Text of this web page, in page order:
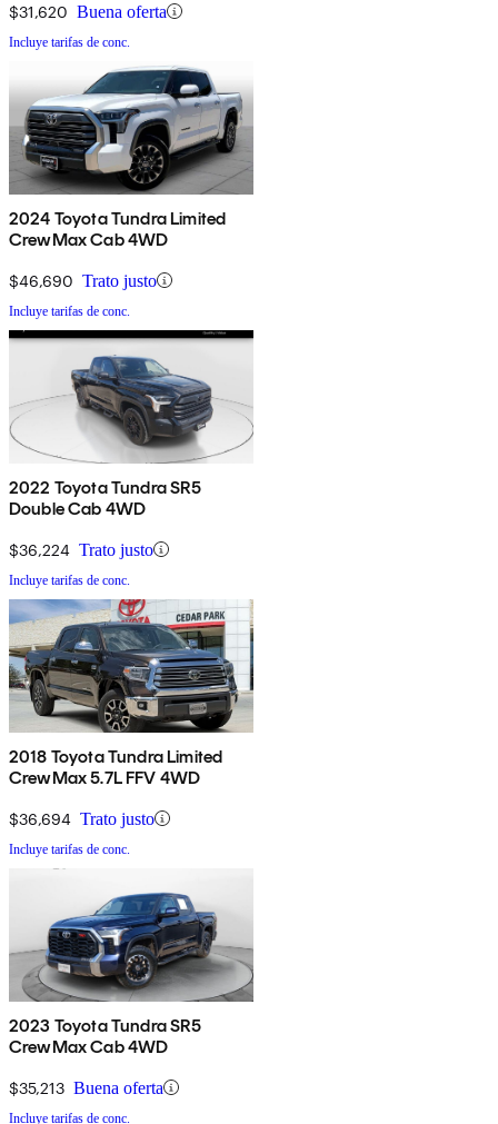
$31,620 Buena oferta
Incluye tarifas de conc.
2024 Toyota Tundra Limited
CrewMax Cab 4WD
$46,690 Trato justo
Incluye tarifas de conc.
2022 Toyota Tundra SR5
Double Cab 4WD
$36,224 Trato justo
Incluye tarifas de conc.
2018 Toyota Tundra Limited
CrewMax 5.7L FFV 4WD
$36,694 Trato justo
Incluye tarifas de conc.
2023 Toyota Tundra SR5
CrewMax Cab 4WD
$35,213 Buena oferta
Incluye tarifas de conc.